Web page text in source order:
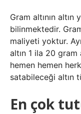
Gram altının altın
bilinmektedir.
maliyeti yoktur.
altın 1 ila 20 gram
hemen hemen
satabileceği altın
En çok